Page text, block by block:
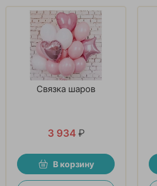
Связка шаров
3 934 ₽
В корзину